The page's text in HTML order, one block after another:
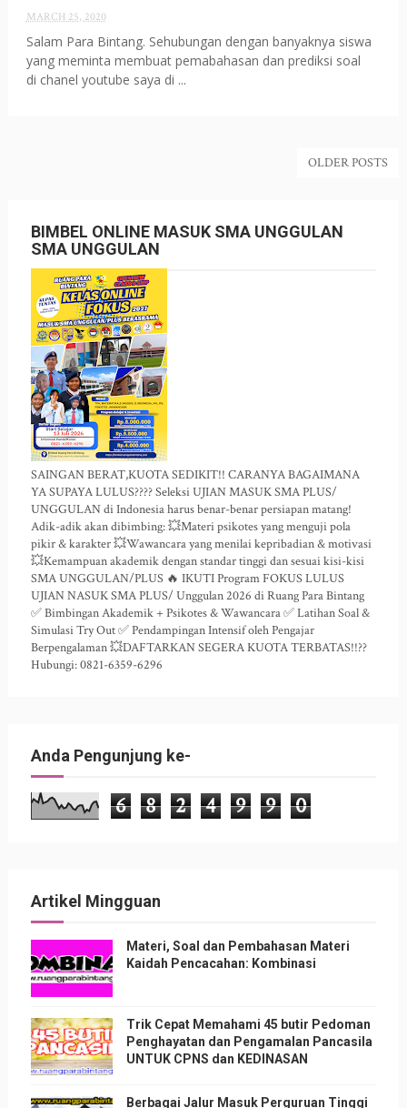
MARCH 25, 2020
Salam Para Bintang. Sehubungan dengan banyaknya siswa
yang meminta membuat pemabahasan dan prediksi soal
di chanel youtube saya di ...
OLDER POSTS
BIMBEL ONLINE MASUK SMA UNGGULAN
SMA UNGGULAN
SAINGAN BERAT,KUOTA SEDIKIT!! CARANYA BAGAIMANA
YA SUPAYA LULUS???? Seleksi UJIAN MASUK SMA PLUS/
UNGGULAN di Indonesia harus benar-benar persiapan matang!
Adik-adik akan dibimbing: 💥Materi psikotes yang menguji pola
pikir & karakter 💥Wawancara yang menilai kepribadian & motivasi
💥Kemampuan akademik dengan standar tinggi dan sesuai kisi-kisi
SMA UNGGULAN/PLUS 🔥 IKUTI Program FOKUS LULUS
UJIAN NASUK SMA PLUS/ Unggulan 2026 di Ruang Para Bintang
✅ Bimbingan Akademik + Psikotes & Wawancara ✅ Latihan Soal &
Simulasi Try Out ✅ Pendampingan Intensif oleh Pengajar
Berpengalaman 💥DAFTARKAN SEGERA KUOTA TERBATAS!!??
Hubungi: 0821-6359-6296
Anda Pengunjung ke-
6 8 2 4 9 9 0
Artikel Mingguan
Materi, Soal dan Pembahasan Materi
Kaidah Pencacahan: Kombinasi
Trik Cepat Memahami 45 butir Pedoman
Penghayatan dan Pengamalan Pancasila
UNTUK CPNS dan KEDINASAN
Berbagai Jalur Masuk Perguruan Tinggi